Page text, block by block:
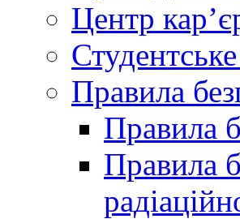
Центр
Правила
Правила
Правила